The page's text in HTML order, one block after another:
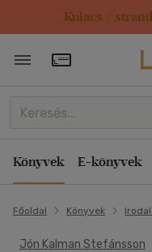
Kulacs /
Törzsvásárlói
Könyvek E-könyvek
Főoldal Könyvek
Jón Kalman Stefánsson